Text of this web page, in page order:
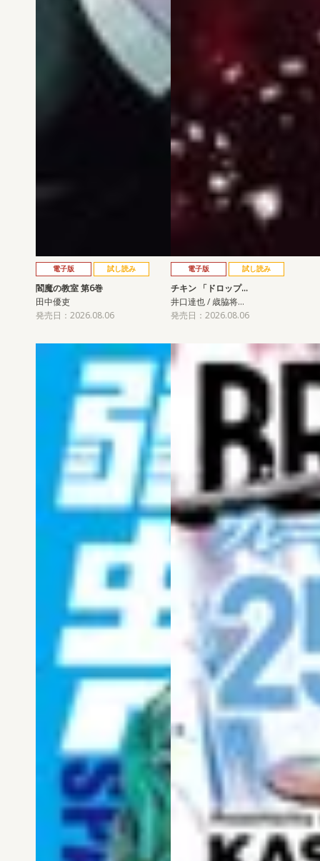
電子版 試し読み
閻魔の教室 第6巻
田中優吏
発売日：2026.08.06
電子版 試し読み
チキン 「ドロップ…
井口達也 / 歳脇将…
発売日：2026.08.06